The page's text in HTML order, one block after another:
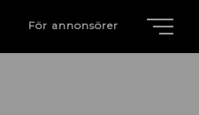
För annonsörer